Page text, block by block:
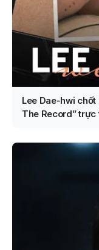
Lee Dae-hwi
The Record”